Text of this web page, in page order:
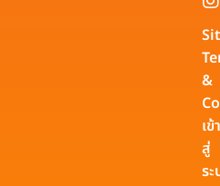
&
เข้า
สู่
ร